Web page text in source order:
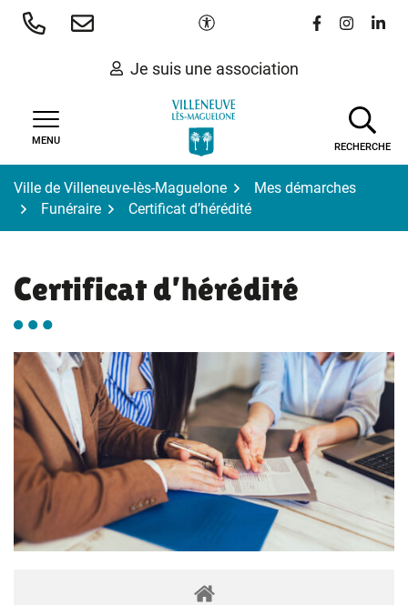
Aller
Paramètres d'accessibilité
Lien vers le
Lien vers
Lien
Je suis une association
MENU
RECHERCHE
Ville de Villeneuve-lès-Maguelone
Mes démarches
Funéraire
Certificat d’hérédité
Certificat d’hérédité